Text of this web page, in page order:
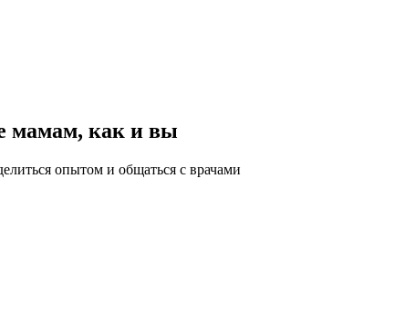
мамам, как и вы
опытом и общаться с врачами